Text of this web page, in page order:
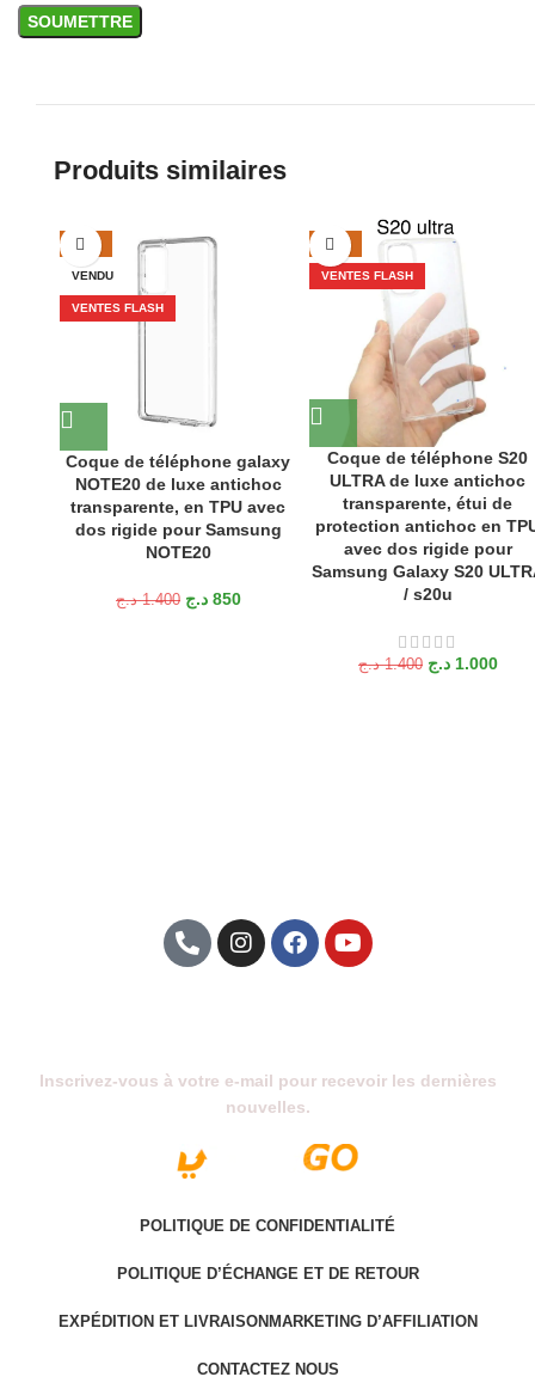
Produits similaires
-39%
VENDU
VENTES FLASH
Coque de téléphone galaxy
NOTE20 de luxe antichoc
transparente, en TPU avec
dos rigide pour Samsung
NOTE20
1.400 د.ج 850 د.ج
-29%
VENTES FLASH
Coque de téléphone S20
ULTRA de luxe antichoc
transparente, étui de
protection antichoc en
avec dos rigide pour
Samsung Galaxy S20
/ s20u
1.400 د.ج 1.000 د.ج
Inscrivez-vous à votre e-mail pour recevoir les dernières
nouvelles.
POLITIQUE DE CONFIDENTIALITÉ
POLITIQUE D’ÉCHANGE ET DE RETOUR
EXPÉDITION ET LIVRAISON MARKETING D’AFFILIATION
CONTACTEZ NOUS